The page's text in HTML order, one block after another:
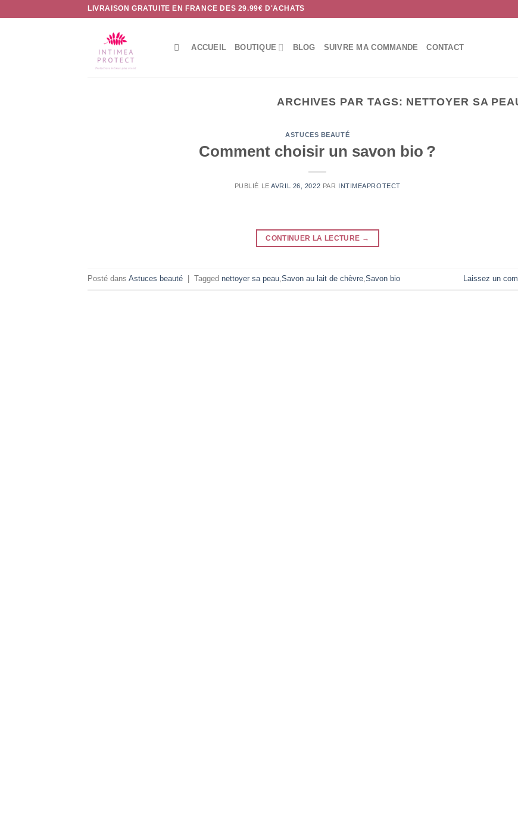
LIVRAISON GRATUITE EN FRANCE DES 29.99€ D'ACHATS
ACCUEIL BOUTIQUE BLOG SUIVRE MA COMMANDE CONTACT
ARCHIVES PAR TAGS: NETTOYER SA
ASTUCES BEAUTÉ
Comment choisir un savon bio ?
PUBLIÉ LEAVRIL 26, 2022 PAR INTIMEAPROTECT
CONTINUER LA LECTURE →
Posté dans Astuces beauté Tagged nettoyer sa peau,Savon au lait de chèvre,Savon bio Laissez un